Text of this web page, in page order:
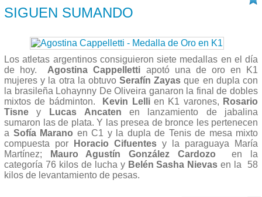
SIGUEN SUMANDO
Los atletas argentinos consiguieron siete medallas en el día
de hoy. Agostina Cappelletti apotó una de oro en K1
mujeres y la otra la obtuvoSerafín Zayas que en dupla con
la brasileña Lohaynny De Oliveira ganaron la final de dobles
mixtos de bádminton.
Kevin Lelli en K1 varones, Rosario
Tisney Lucas Ancatenen lanzamiento de jabalina
sumaron las de plata. Y las presea de bronce les pertenecen
a Sofía Marano en C1 y la dupla de Tenis de mesa mixto
compuesta por
Horacio Cifuentes y la paraguaya María
Martínez;
Mauro Agustín González Cardozo en la
categoría 76 kilos de lucha y Belén Sasha Nievas en la 58
kilos de levantamiento de pesas.